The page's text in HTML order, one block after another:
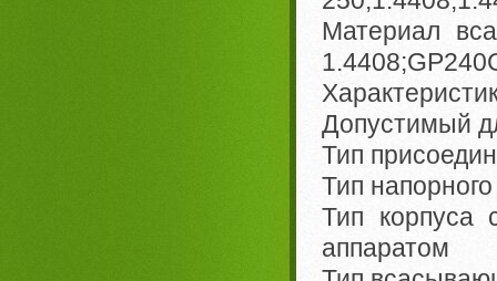
Материал
Допустимый
Тип
Тип
Тип
аппаратом